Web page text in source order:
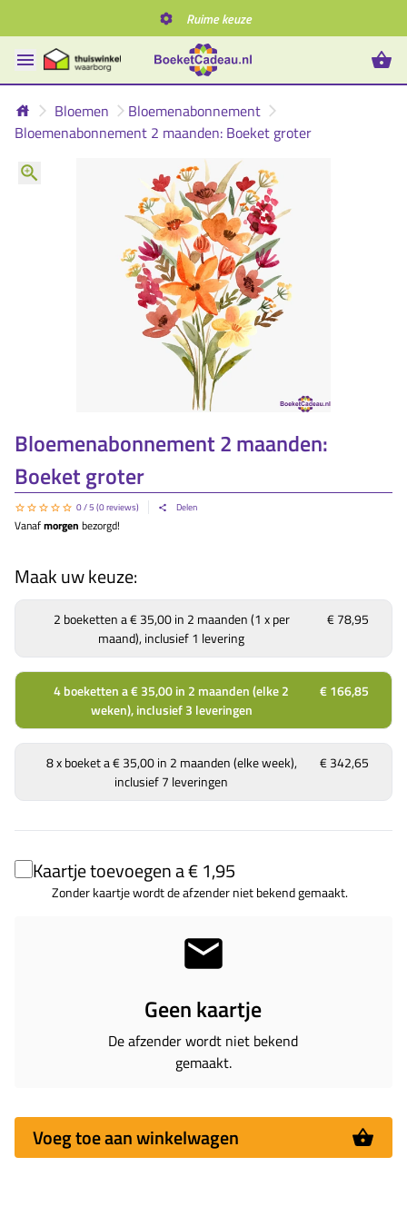
Ruime keuze
Bloemen
Bloemenabonnement
Bloemenabonnement 2 maanden: Boeket groter
Bloemenabonnement 2 maanden:
Boeket groter
0/ 5 (0reviews) Delen
Vanafmorgen bezorgd!
Maak uw keuze:
2 boeketten a € 35,00 in 2 maanden (1 x per
maand), inclusief 1 levering
€ 78,95
4 boeketten a € 35,00 in 2 maanden (elke 2
weken), inclusief 3 leveringen
€ 166,85
8 x boeket a € 35,00 in 2 maanden (elke week),
inclusief 7 leveringen
€ 342,65
Kaartje toevoegen a € 1,95
Zonder kaartje wordt de afzender niet bekend gemaakt.
Geen kaartje
De afzender wordt niet bekend
gemaakt.
Voeg toe aan winkelwagen